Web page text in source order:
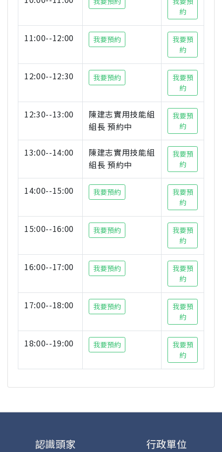
約
11:00--12:00 我要預約
我要預
約
12:00--12:30 我要預約
我要預
約
12:30--13:00
陳建志實用技能組
組長 預約中
我要預
約
13:00--14:00
陳建志實用技能組
組長 預約中
我要預
約
14:00--15:00 我要預約
我要預
約
15:00--16:00 我要預約
我要預
約
16:00--17:00 我要預約
我要預
約
17:00--18:00 我要預約
我要預
約
18:00--19:00 我要預約
我要預
約
認識頭家 行政單位